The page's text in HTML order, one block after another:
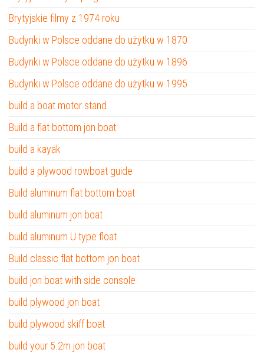
Brytyjskie filmy z 1974 roku
Budynki w Polsce oddane do użytku w 1870
Budynki w Polsce oddane do użytku w 1896
Budynki w Polsce oddane do użytku w 1995
build a boat motor stand
Build a flat bottom jon boat
build a kayak
build a plywood rowboat guide
Build aluminum flat bottom boat
build aluminum jon boat
build aluminum U type float
Build classic flat bottom jon boat
build jon boat with side console
build plywood jon boat
build plywood skiff boat
build your 5.2m jon boat